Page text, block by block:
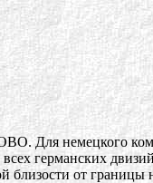
Для немецкого
германских
от границы